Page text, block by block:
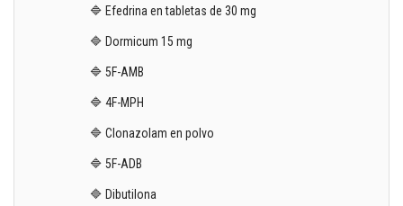
🔷 Efedrina en tabletas de 30 mg
🔷 Dormicum 15 mg
🔷 5F-AMB
🔷 4F-MPH
🔷 Clonazolam en polvo
🔷 5F-ADB
🔷 Dibutilona